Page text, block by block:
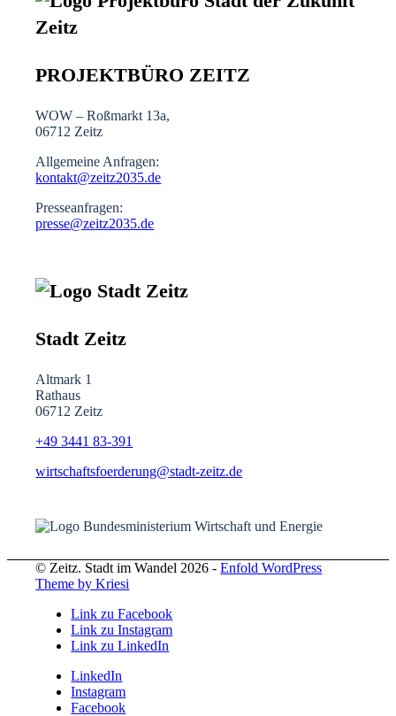
PROJEKTBÜRO ZEITZ
WOW – Roßmarkt 13a,
06712 Zeitz
Allgemeine Anfragen:
kontakt@zeitz2035.de
Presseanfragen:
presse@zeitz2035.de
Stadt Zeitz
Altmark 1
Rathaus
06712 Zeitz
+49 344183-391
wirtschaftsfoerderung@stadt-zeitz.de
© Zeitz. Stadt im Wandel 2026 -Enfold WordPress
Theme by Kriesi
Link zu Facebook
Link zu Instagram
Link zu LinkedIn
LinkedIn
Instagram
Facebook